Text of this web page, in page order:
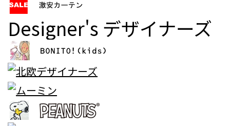
Designer's デザイナーズ